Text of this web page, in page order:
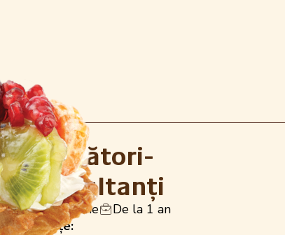
Vânzători-
consultanți
Full-Time
De la 1 an
Cerințe: